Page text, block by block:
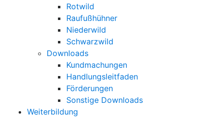
Rotwild
Raufußhühner
Niederwild
Schwarzwild
Downloads
Kundmachungen
Handlungsleitfaden
Förderungen
Sonstige Downloads
Weiterbildung